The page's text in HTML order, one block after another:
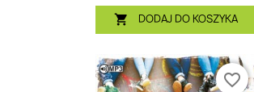
 DODAJ DO KOSZYKA
favorite_border